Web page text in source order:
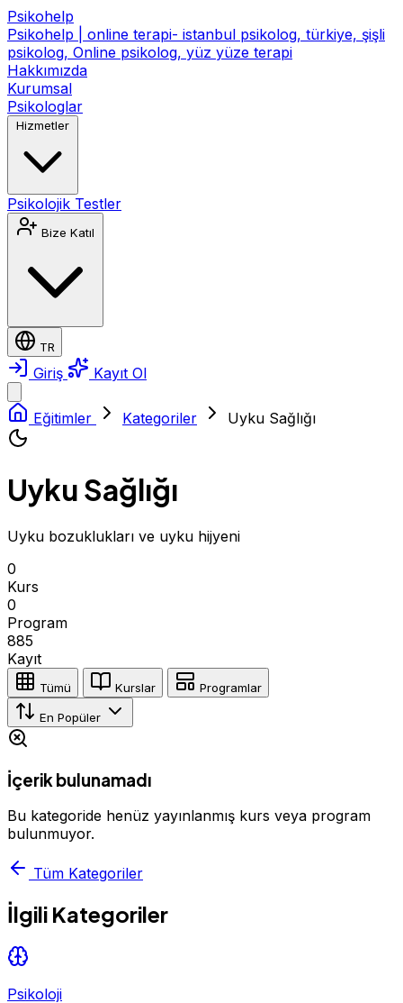
Psikohelp
Psikohelp | online terapi- istanbul psikolog, türkiye, şişli
psikolog, Online psikolog, yüz yüze terapi
Hakkımızda
Kurumsal
Psikologlar
Hizmetler
Psikolojik Testler
Bize Katıl
TR
Giriş Kayıt Ol
Eğitimler Kategoriler Uyku Sağlığı
Uyku Sağlığı
Uyku bozuklukları ve uyku hijyeni
0
Kurs
0
Program
885
Kayıt
Tümü Kurslar Programlar
En Popüler
İçerik bulunamadı
Bu kategoride henüz yayınlanmış kurs veya program
bulunmuyor.
Tüm Kategoriler
İlgili Kategoriler
Psikoloji